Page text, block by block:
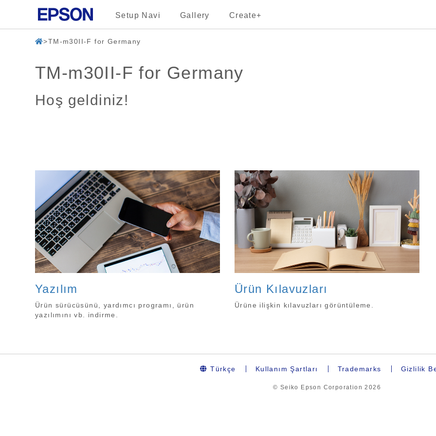
Setup Navi Gallery Create+
TM-m30II-F for Germany
TM-m30II-F for Germany
Hoş geldiniz!
Yazılım
Ürün sürücüsünü, yardımcı programı, ürün
yazılımını vb. indirme.
Ürün Kılavuzları
Ürüne ilişkin kılavuzları görüntüleme.
Türkçe Kullanım Şartları Trademarks Gizlilik
© Seiko Epson Corporation2026